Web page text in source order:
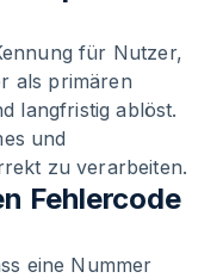
für Nutzer,
als primären
langfristig ablöst.
und
zu verarbeiten.
Fehlercode
eine Nummer